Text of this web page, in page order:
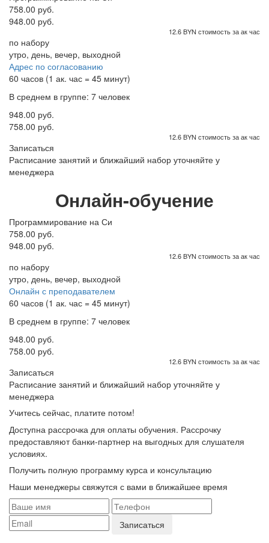
758.00 руб.
948.00 руб.
12.6 BYN стоимость за ак час
по набору
утро, день, вечер, выходной
Адрес по согласованию
60 часов (1 ак. час = 45 минут)
В среднем в группе: 7 человек
948.00 руб.
758.00 руб.
12.6 BYN стоимость за ак час
Записаться
Расписание занятий и ближайший набор уточняйте у
менеджера
Онлайн-обучение
Программирование на Си
758.00 руб.
948.00 руб.
12.6 BYN стоимость за ак час
по набору
утро, день, вечер, выходной
Онлайн с преподавателем
60 часов (1 ак. час = 45 минут)
В среднем в группе: 7 человек
948.00 руб.
758.00 руб.
12.6 BYN стоимость за ак час
Записаться
Расписание занятий и ближайший набор уточняйте у
менеджера
Учитесь сейчас, платите потом!
Доступна рассрочка для оплаты обучения. Рассрочку
предоставляют банки-партнер на выгодных для слушателя
условиях.
Получить полную программу курса и консультацию
Наши менеджеры свяжутся с вами в ближайшее время